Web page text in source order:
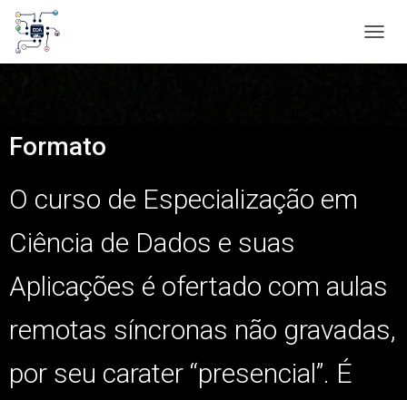
L
Ç
Formato
O curso de Especialização em
Ciência de Dados e suas
Aplicações é ofertado com aulas
remotas síncronas não gravadas,
por seu carater “presencial”. É